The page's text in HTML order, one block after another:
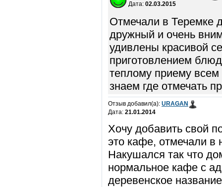
Дата: 02.03.2015
Отмечали в Теремке
дружный и очень
удивлены красивой
приготовлением
теплому приему
знаем где отмечать
Отзыв добавил(а): URAGAN
Дата: 21.01.2014
Хочу добавить свой
это кафе, отмечали в
Накушался так что
нормальное кафе с
деревенское